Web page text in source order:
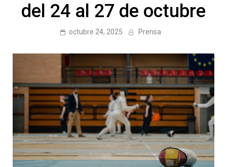
del 24 al 27 de octubre
octubre 24, 2025 Prensa